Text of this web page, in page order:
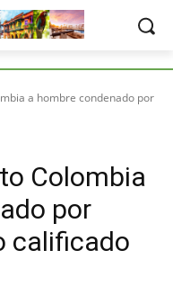
a hombre condenado por
Colombia
por
calificado